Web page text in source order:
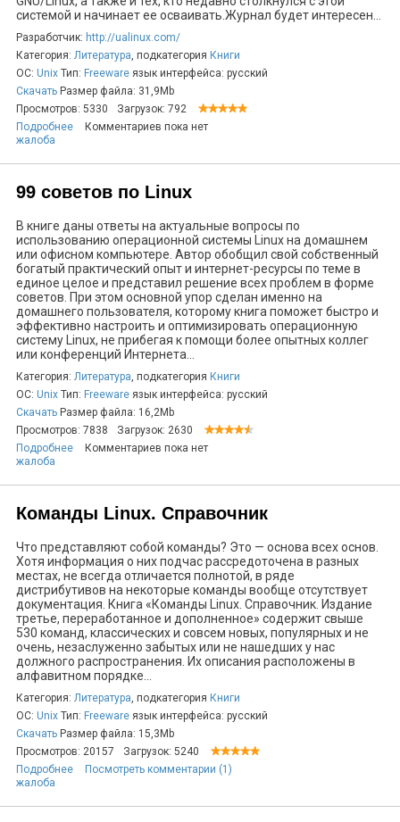
системой и начинает ее осваивать.Журнал будет интересен...
Разработчик: http://ualinux.com/
Категория: Литература, подкатегория Книги
ОС: Unix Тип: Freeware язык интерфейса: русский
Скачать Размер файла: 31,9Mb
Просмотров: 5330
Загрузок: 792
Подробнее
Комментариев пока нет
жалоба
99 советов по Linux
В книге даны ответы на актуальные вопросы по
использованию операционной системы Linux на домашнем
или офисном компьютере. Автор обобщил свой собственный
богатый практический опыт и интернет-ресурсы по теме в
единое целое и представил решение всех проблем в форме
советов. При этом основной упор сделан именно на
домашнего пользователя, которому книга поможет быстро и
эффективно настроить и оптимизировать операционную
систему Linux, не прибегая к помощи более опытных коллег
или конференций Интернета...
Категория: Литература, подкатегория Книги
ОС: Unix Тип: Freeware язык интерфейса: русский
Скачать Размер файла: 16,2Mb
Просмотров: 7838
Загрузок: 2630
Подробнее
Комментариев пока нет
жалоба
Команды Linux. Справочник
Что представляют собой команды? Это — основа всех основ.
Хотя информация о них подчас рассредоточена в разных
местах, не всегда отличается полнотой, в ряде
дистрибутивов на некоторые команды вообще отсутствует
документация. Книга «Команды Linux. Справочник. Издание
третье, переработанное и дополненное» содержит свыше
530 команд, классических и совсем новых, популярных и не
очень, незаслуженно забытых или не нашедших у нас
должного распространения. Их описания расположены в
алфавитном порядке...
Категория: Литература, подкатегория Книги
ОС: Unix Тип: Freeware язык интерфейса: русский
Скачать Размер файла: 15,3Mb
Просмотров: 20157
Загрузок: 5240
Подробнее
Посмотреть комментарии (1)
жалоба